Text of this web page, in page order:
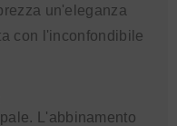
un'eleganza
con l'inconfondibile
L'abbinamento